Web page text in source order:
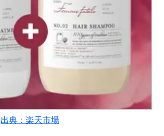
出典：楽天市場